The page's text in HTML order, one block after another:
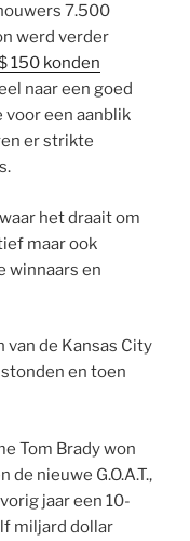
7.500
werd verder
150 konden
naar een goed
voor een aanblik
er strikte
het draait om
maar ook
winnaars en
van de Kansas City
en toen
Tom Brady won
nieuwe G.O.A.T.,
jaar een 10-
miljard dollar